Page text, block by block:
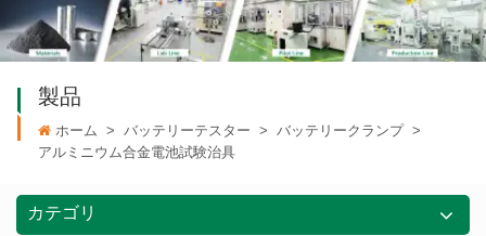
製品
ホーム > バッテリーテスター > バッテリークランプ >
アルミニウム合金電池試験治具
カテゴリ